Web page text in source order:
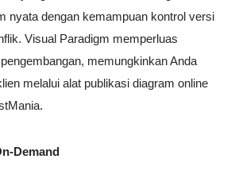
nyata dengan kemampuan kontrol versi
Visual Paradigm memperluas
memungkinkan Anda
melalui alat publikasi diagram online
Demand